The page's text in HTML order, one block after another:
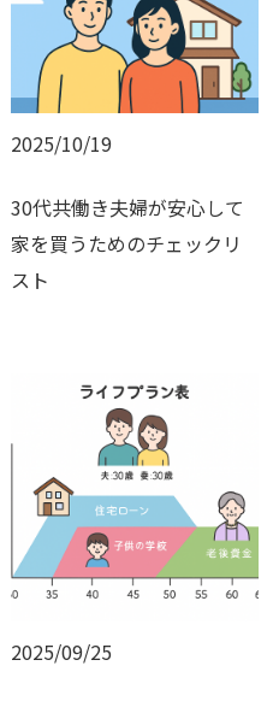
2025/10/19
30代共働き夫婦が安心して
家を買うためのチェックリ
スト
2025/09/25